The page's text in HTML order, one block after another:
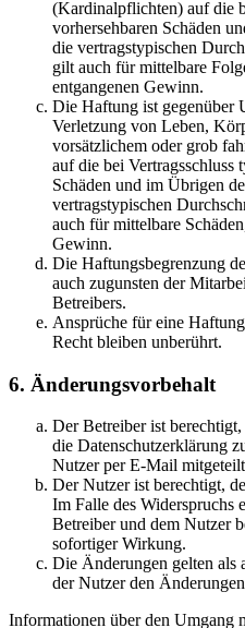
(Kardinalpflichten) auf die
vorhersehbaren Schäden
die vertragstypischen
gilt auch für mittelbare
entgangenen Gewinn.
Die Haftung ist gegenüber
Verletzung von Leben,
vorsätzlichem oder grob
auf die bei Vertragsschluss
Schäden und im Übrigen
vertragstypischen
auch für mittelbare
Gewinn.
Die Haftungsbegrenzung
auch zugunsten der
Betreibers.
Ansprüche für eine
Recht bleiben unberührt.
6. Änderungsvorbehalt
Der Betreiber ist
die Datenschutzerklärung
Nutzer per E-Mail
Der Nutzer ist berechtigt,
Im Falle des Widerspruchs
Betreiber und dem Nutzer
sofortiger Wirkung.
Die Änderungen gelten als
der Nutzer den
Informationen über den Umgang